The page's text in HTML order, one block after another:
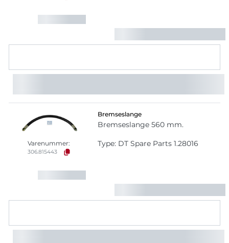
Varenummer:
306.815443
Bremseslange
Bremseslange 560 mm.
Type: DT Spare Parts 1.28016